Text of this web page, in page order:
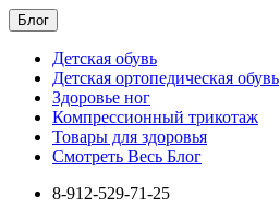
Блог
Детская обувь
Детская ортопедическая обувь
Здоровье ног
Компрессионный трикотаж
Товары для здоровья
Смотреть Весь Блог
8-912-529-71-25